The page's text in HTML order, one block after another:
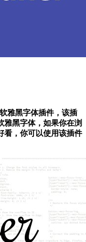
雅黑字体插件，该插
雅黑字体，如果你在浏
看，你可以使用该插件